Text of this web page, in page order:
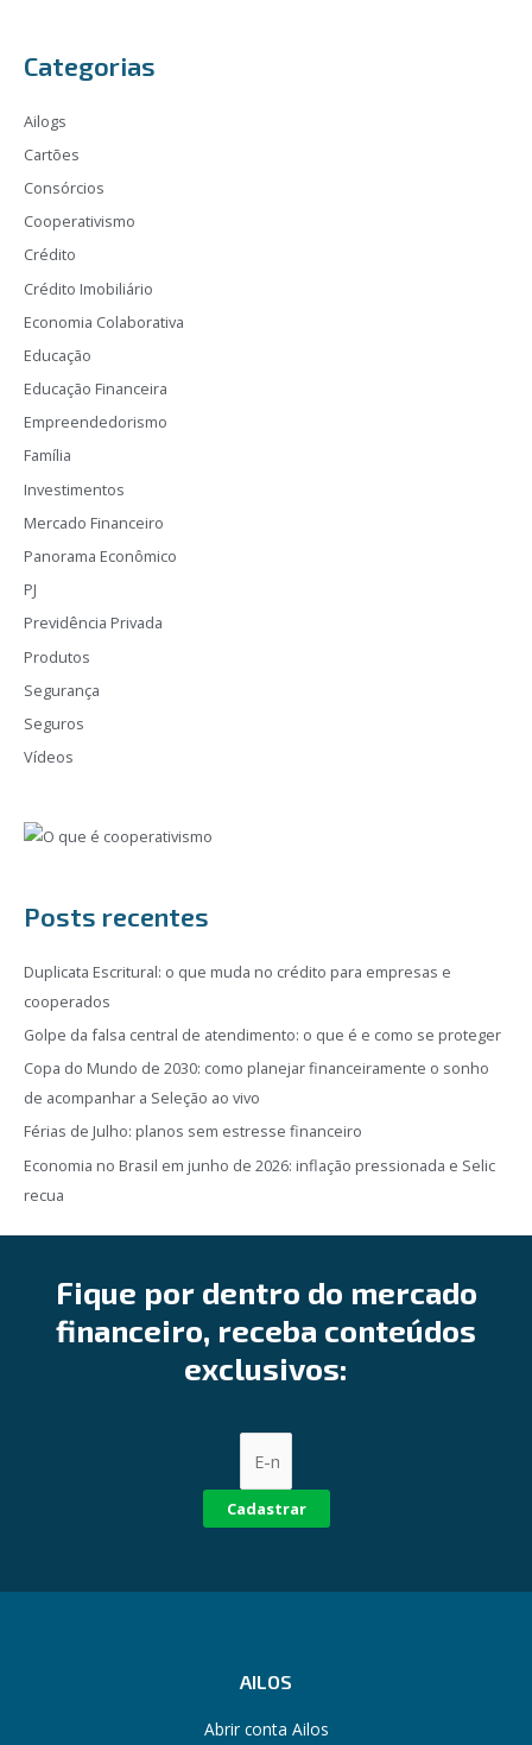
Categorias
Ailogs
Cartões
Consórcios
Cooperativismo
Crédito
Crédito Imobiliário
Economia Colaborativa
Educação
Educação Financeira
Empreendedorismo
Família
Investimentos
Mercado Financeiro
Panorama Econômico
PJ
Previdência Privada
Produtos
Segurança
Seguros
Vídeos
Posts recentes
Duplicata Escritural: o que muda no crédito para empresas e
cooperados
Golpe da falsa central de atendimento: o que é e como se proteger
Copa do Mundo de 2030: como planejar financeiramente o sonho
de acompanhar a Seleção ao vivo
Férias de Julho: planos sem estresse financeiro
Economia no Brasil em junho de 2026: inflação pressionada e Selic
recua
Fique por dentro do mercado
financeiro, receba conteúdos
exclusivos:
Cadastrar
AILOS
Abrir conta Ailos